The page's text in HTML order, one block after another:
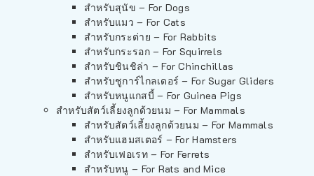
สำหรับสุนัข – For Dogs
สำหรับแมว – For Cats
สำหรับกระต่าย – For Rabbits
สำหรับกระรอก – For Squirrels
สำหรับชินชิล่า – For Chinchillas
สำหรับชูการ์ไกลเดอร์ – For Sugar Gliders
สำหรับหนูแกสบี้ – For Guinea Pigs
สำหรับสัตว์เลี้ยงลูกด้วยนม – For Mammals
สำหรับสัตว์เลี้ยงลูกด้วยนม – For Mammals
สำหรับแฮมสเตอร์ – For Hamsters
สำหรับเฟอเรท – For Ferrets
สำหรับหนู – For Rats and Mice